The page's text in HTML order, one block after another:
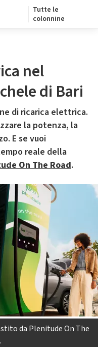
Tutte le
colonnine
nel
di Bari
di ricarica elettrica.
la potenza, la
E se vuoi
reale della
On The Road.
da Plenitude On The